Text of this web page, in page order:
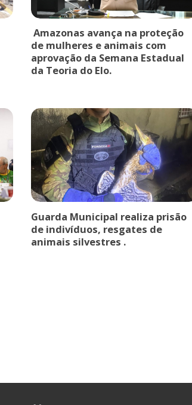
Amazonas avança na proteção
de mulheres e animais com
aprovação da Semana Estadual
da Teoria do Elo.
Guarda Municipal realiza prisão
de indivíduos, resgates de
animais silvestres .